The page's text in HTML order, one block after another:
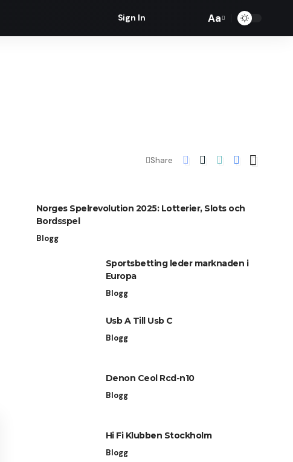
Sign In
Font
Aa
Share
Norges Spelrevolution 2025: Lotterier, Slots och
Bordsspel
Blogg
Sportsbetting leder marknaden i
Europa
Blogg
Usb A Till Usb C
Blogg
Denon Ceol Rcd-n10
Blogg
Hi Fi Klubben Stockholm
Blogg